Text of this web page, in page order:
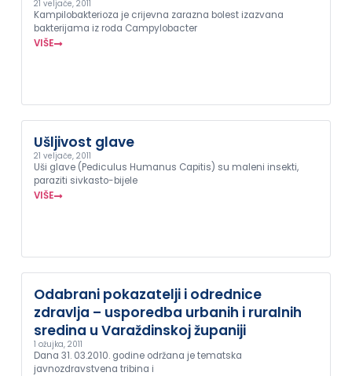
21 veljače, 2011
Kampilobakterioza je crijevna zarazna bolest izazvana
bakterijama iz roda Campylobacter
VIŠE
Ušljivost glave
21 veljače, 2011
Uši glave (Pediculus Humanus Capitis) su maleni insekti,
paraziti sivkasto-bijele
VIŠE
Odabrani pokazatelji i odrednice
zdravlja – usporedba urbanih i ruralnih
sredina u Varaždinskoj županiji
1 ožujka, 2011
Dana 31. 03.2010. godine održana je tematska
javnozdravstvena tribina i